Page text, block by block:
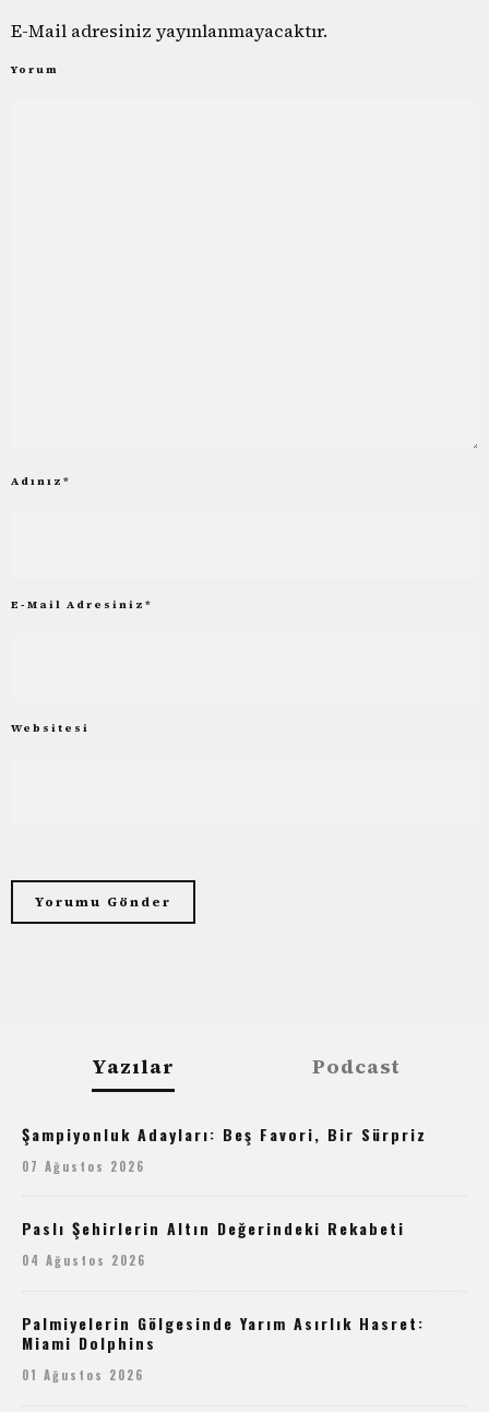
E-Mail adresiniz yayınlanmayacaktır.
Yorum
Adınız *
E-Mail Adresiniz *
Websitesi
Yazılar Podcast
Şampiyonluk Adayları: Beş Favori, Bir Sürpriz
07 Ağustos 2026
Paslı Şehirlerin Altın Değerindeki Rekabeti
04 Ağustos 2026
Palmiyelerin Gölgesinde Yarım Asırlık Hasret:
Miami Dolphins
01 Ağustos 2026